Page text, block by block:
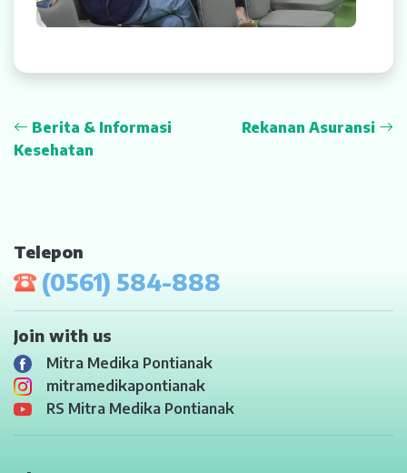
Berita & Informasi
Kesehatan
Rekanan Asuransi
Telepon
(0561) 584-888
Join with us
Mitra Medika Pontianak
mitramedikapontianak
RS Mitra Medika Pontianak